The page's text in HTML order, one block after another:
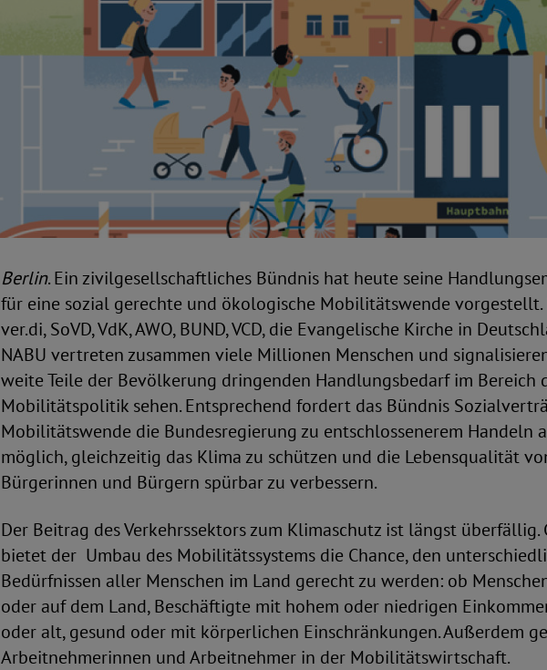
Berlin. Ein zivilgesellschaftliches Bündnis hat heute seine
für eine sozial gerechte und ökologische Mobilitätswende vorgestellt.
ver.di, SoVD, VdK, AWO, BUND, VCD, die Evangelische Kirche in
NABU vertreten zusammen viele Millionen Menschen und
weite Teile der Bevölkerung dringenden Handlungsbedarf im Bereich
Mobilitätspolitik sehen. Entsprechend fordert das Bündnis
Mobilitätswende die Bundesregierung zu entschlossenerem Handeln
möglich, gleichzeitig das Klima zu schützen und die Lebensqualität
Bürgerinnen und Bürgern spürbar zu verbessern.
Der Beitrag des Verkehrssektors zum Klimaschutz ist längst überfällig.
bietet der Umbau des Mobilitätssystems die Chance, den
Bedürfnissen aller Menschen im Land gerecht zu werden: ob
oder auf dem Land, Beschäftigte mit hohem oder niedrigen
oder alt, gesund oder mit körperlichen Einschränkungen. Außerdem
Arbeitnehmerinnen und Arbeitnehmer in der Mobilitätswirtschaft.